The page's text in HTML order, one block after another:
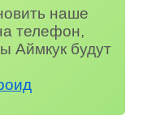
наше
телефон,
Аймкук будут